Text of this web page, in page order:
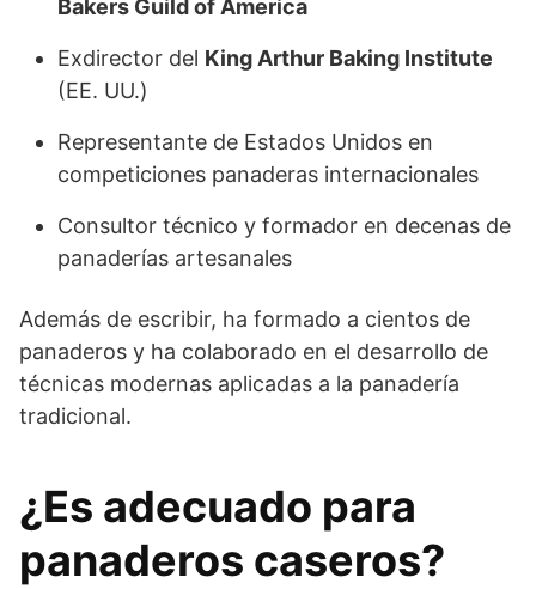
Bakers Guild of America
Exdirector del King Arthur Baking Institute
(EE. UU.)
Representante de Estados Unidos en
competiciones panaderas internacionales
Consultor técnico y formador en decenas de
panaderías artesanales
Además de escribir, ha formado a cientos de
panaderos y ha colaborado en el desarrollo de
técnicas modernas aplicadas a la panadería
tradicional.
¿Es adecuado para
panaderos caseros?